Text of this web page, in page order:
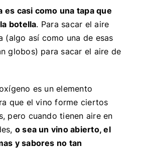
es casi como una tapa que
botella. Para sacar el aire
(algo así como una de esas
globos) para sacar el aire de
es un elemento
que el vino forme ciertos
pero cuando tienen aire en
o sea un vino abierto, el
y sabores no tan